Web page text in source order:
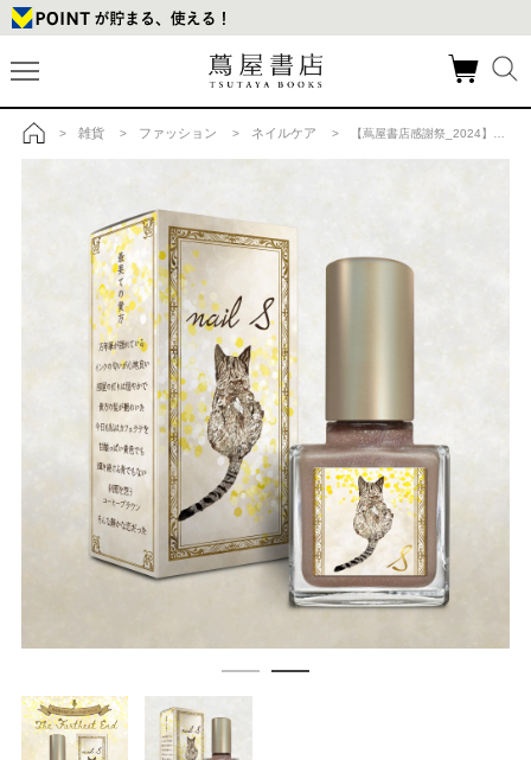
トップ
> 雑貨 > ファッション > ネイルケア > 【蔦屋書店感謝祭_2024】ネイルエス the farthest endの商品詳細